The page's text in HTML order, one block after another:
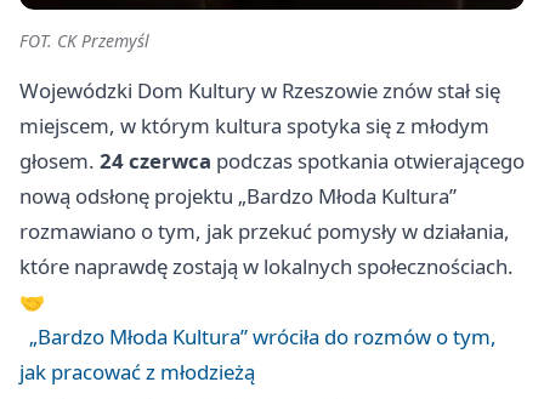
FOT. CK Przemyśl
Wojewódzki Dom Kultury w Rzeszowieznów stał się
miejscem, w którym kultura spotyka się z młodym
głosem. 24 czerwca podczas spotkania otwierającego
nową odsłonę projektu „Bardzo Młoda Kultura”
rozmawiano o tym, jak przekuć pomysły w działania,
które naprawdę zostają w lokalnych społecznościach.
🤝
„Bardzo Młoda Kultura” wróciła do rozmów o tym,
jak pracować z młodzieżą